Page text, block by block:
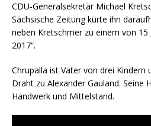
CDU-Generalsekretär Michael
Sächsische Zeitung kürte ihn
neben Kretschmer zu einem von 15
2017“.
Chrupalla ist Vater von drei Kindern
Draht zu Alexander Gauland. Seine
Handwerk und Mittelstand.